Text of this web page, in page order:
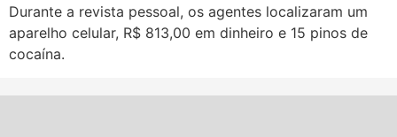
Durante a revista pessoal, os agentes localizaram um
aparelho celular, R$ 813,00 em dinheiro e 15 pinos de
cocaína.